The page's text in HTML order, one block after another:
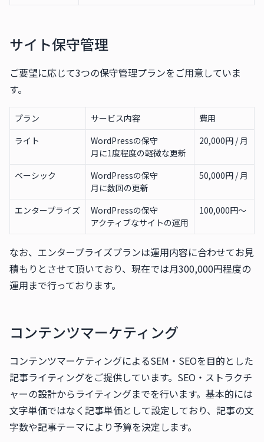
サイト保守管理
ご要望に応じて3つの保守管理プランをご用意していま
す。
プラン サービス内容
費用
ライト
WordPressの保守
月に1度程度の軽微な更新
20,000円 / 月
ベーシック
WordPressの保守
月に数回の更新
50,000円 / 月
エンタープライズ
WordPressの保守
アクティブなサイトの運用
100,000円〜
なお、エンタープライズプランは運用内容に合わせてお見
積もりとさせて頂いており、現在では月300,000円程度の
運用まで行っております。
コンテンツマーケティング
コンテンツマーケティングによるSEM・SEOを目的とした
記事ライティングをご提供しています。SEO・ストラクチ
ャーの設計からライティングまでを行います。基本的には
文字単価ではなく記事単価として設定しており、記事の文
字数や記事テーマにより予算を決定します。